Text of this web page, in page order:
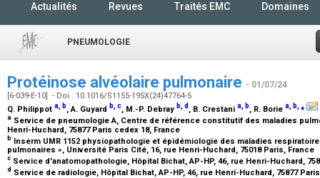
Actualités Revues Traités EMC Domaines
PNEUMOLOGIE
Protéinose alvéolaire pulmonaire - 01/07/24
[6-039-E-10] - Doi : 10.1016/S1155-195X(24)47764-5
Q. Philippot a, b, A. Guyard b,c, M.-P. Debray b,d , B. Crestani a, b, R. Borie a, b,⁎
a Service de pneumologie A, Centre de référence constitutif des maladies
Henri-Huchard, 75877 Paris cedex 18, France
b Inserm UMR 1152 physiopathologie et épidémiologie des maladies
pulmonaires », Université Paris Cité, 16, rue Henri-Huchard, 75018 Paris, France
c Service d'anatomopathologie, Hôpital Bichat, AP-HP, 46, rue Henri-Huchard,
d Service de radiologie, Hôpital Bichat, AP-HP, 46, rue Henri-Huchard, 75877